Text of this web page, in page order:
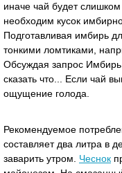
иначе чай будет
необходим кусок
Подготавливая имбирь
тонкими ломтиками,
Обсуждая запрос
сказать что... Если чай
ощущение голода.
Рекомендуемое
составляет два литра в
заварить утром. Чеснок